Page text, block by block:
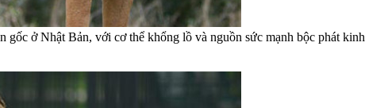
gốc ở Nhật Bản, với cơ thể khổng lồ và nguồn sức mạnh bộc phát